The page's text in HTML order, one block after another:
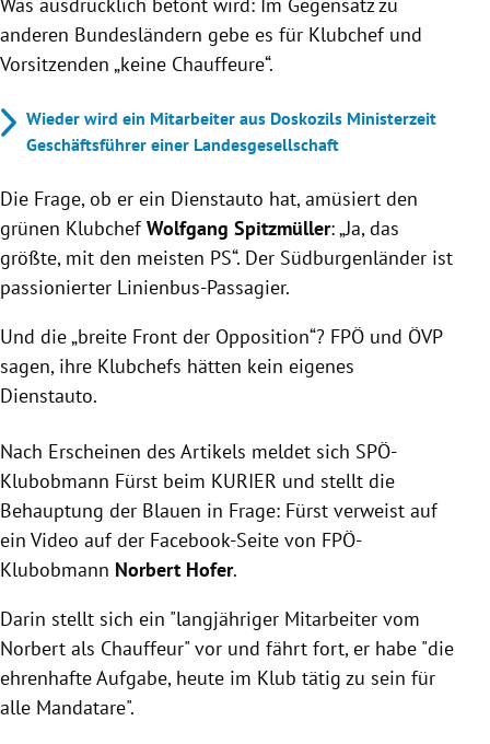
anderen Bundesländern gebe es für Klubchef und
Vorsitzenden „keine Chauffeure“.
Wieder wird ein Mitarbeiter aus Doskozils Ministerzeit
Geschäftsführer einer Landesgesellschaft
Die Frage, ob er ein Dienstauto hat, amüsiert den
grünen KlubchefWolfgang Spitzmüller: „Ja, das
größte, mit den meisten PS“. Der Südburgenländer ist
passionierter Linienbus-Passagier.
Und die „breite Front der Opposition“? FPÖ und ÖVP
sagen, ihre Klubchefs hätten kein eigenes
Dienstauto.
Nach Erscheinen des Artikels meldet sich SPÖ-
Klubobmann Fürst beim KURIER und stellt die
Behauptung der Blauen in Frage: Fürst verweist auf
ein Video auf der Facebook-Seite von FPÖ-
Klubobmann Norbert Hofer.
Darin stellt sich ein "langjähriger Mitarbeiter vom
Norbert als Chauffeur" vor und fährt fort, er habe "die
ehrenhafte Aufgabe, heute im Klub tätig zu sein für
alle Mandatare".